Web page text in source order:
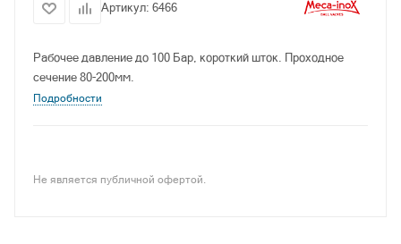
Артикул: 6466
Рабочее давление до 100 Бар, короткий шток. Проходное
сечение 80-200мм.
Подробности
Не является публичной офертой.